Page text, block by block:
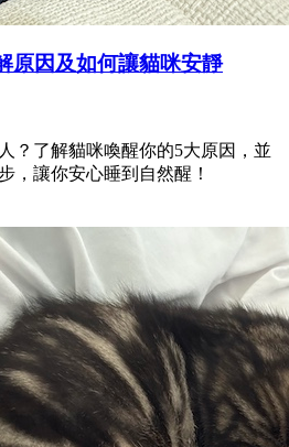
原因及如何讓貓咪安靜
？了解貓咪喚醒你的5大原因，並
，讓你安心睡到自然醒！